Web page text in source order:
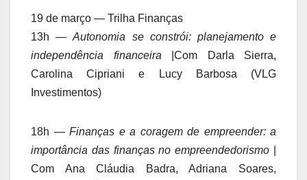
19 de março — Trilha Finanças
13h —Autonomia se constrói: planejamento e
independência financeira
|Com Darla Sierra,
Carolina Cipriani e Lucy Barbosa (VLG
Investimentos)
18h — Finanças e a coragem de empreender: a
importância das finanças no empreendedorismo
Com Ana Cláudia Badra, Adriana Soares,